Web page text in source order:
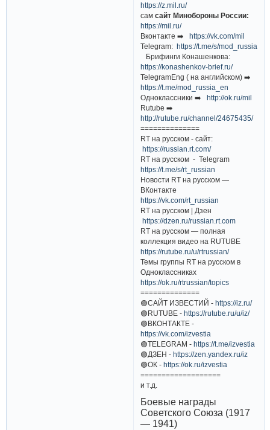
https://z.mil.ru/
самсайт Минобороны России:
https://mil.ru/
Вконтакте ➡️https://vk.com/mil
Telegram:https://t.me/s/mod_russia
Брифинги Конашенкова:
https://konashenkov-brief.ru/
TelegramEng ( на английском) ➡️
https://t.me/mod_russia_en
Одноклассники ➡️http://ok.ru/mil
Rutube ➡️
http://rutube.ru/channel/24675435/
==============
RT на русском - сайт:
https://russian.rt.com/
RT на русском - Telegram
https://t.me/s/rt_russian
Новости RT на русском —
ВКонтакте
https://vk.com/rt_russian
RT на русском | Дзен
https://dzen.ru/russian.rt.com
RT на русском — полная
коллекция видео на RUTUBE
https://rutube.ru/u/rtrussian/
Темы группы RT на русском в
Одноклассниках
https://ok.ru/rtrussian/topics
==============
🟣САЙТ ИЗВЕСТИЙ -https://iz.ru/
🟣RUTUBE -https://rutube.ru/u/iz/
🟣ВКОНТАКТЕ -
https://vk.com/izvestia
🟣TELEGRAM -https://t.me/izvestia
🟣ДЗЕН -https://zen.yandex.ru/iz
🟣ОК -https://ok.ru/izvestia
===================
и т.д.
Боевые награды
Советского Союза (1917
— 1941)